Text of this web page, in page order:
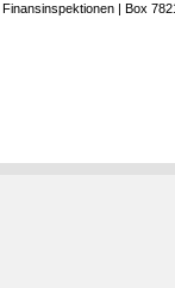
Finansinspektionen | Box